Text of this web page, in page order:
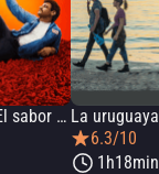
Flamin' Hot: El sabor que cambió la historia La uruguaya
6.3/10
1h18min